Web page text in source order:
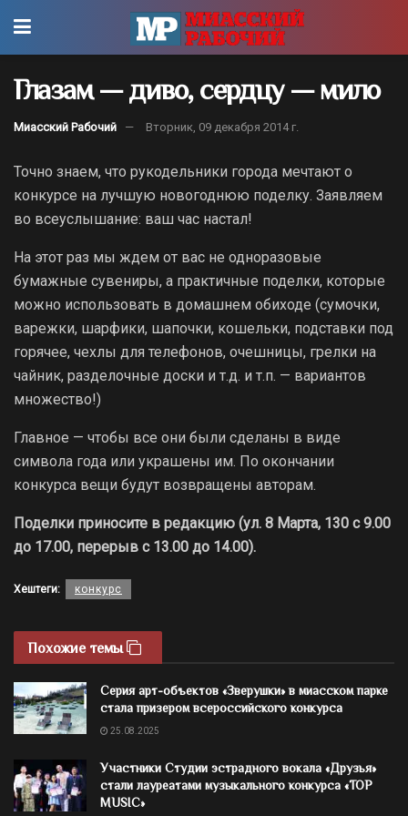
Глазам — диво, сердцу — мило
Миасский Рабочий Вторник, 09 декабря 2014 г.
Точно знаем, что рукодельники города мечтают о
конкурсе на лучшую новогоднюю поделку. Заявляем
во всеуслышание: ваш час настал!
На этот раз мы ждем от вас не одноразовые
бумажные сувениры, а практичные поделки, которые
можно использовать в домашнем обиходе (сумочки,
варежки, шарфики, шапочки, кошельки, подставки под
горячее, чехлы для телефонов, очешницы, грелки на
чайник, разделочные доски и т.д. и т.п. — вариантов
множество!)
Главное — чтобы все они были сделаны в виде
символа года или украшены им. По окончании
конкурса вещи будут возвращены авторам.
Поделки приносите в редакцию (ул. 8 Марта, 130 с 9.00
до 17.00, перерыв с 13.00 до 14.00).
Хештеги: конкурс
Похожие темы
Серия арт-объектов «Зверушки» в миасском парке
стала призером всероссийского конкурса
25.08.2025
Участники Студии эстрадного вокала «Друзья»
стали лауреатами музыкального конкурса «TOP
MUSIC»